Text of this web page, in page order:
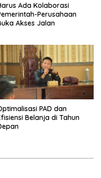
Ada Kolaborasi
Perusahaan
Akses Jalan
PAD dan
Belanja di Tahun